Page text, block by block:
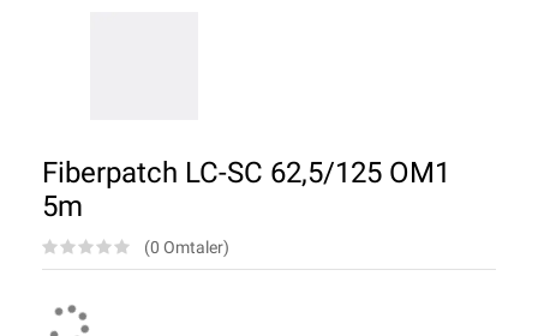
Fiberpatch LC-SC 62,5/125 OM1
5m
(0 Omtaler)